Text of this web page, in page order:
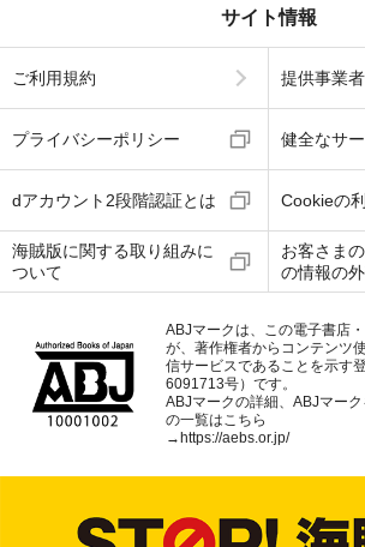
サイト情報
ご利用規約 提供事業
プライバシーポリシー 健全なサ
dアカウント2段階認証とは Cookieの
海賊版に関する取り組みに
ついて
お客さま
の情報の
ABJマークは、この電子書店
が、著作権者からコンテンツ
信サービスであることを示す
6091713号）です。
ABJマークの詳細、ABJマー
の一覧はこちら
→ https://aebs.or.jp/